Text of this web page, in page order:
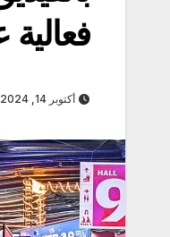
أكتوبر 14, 2024